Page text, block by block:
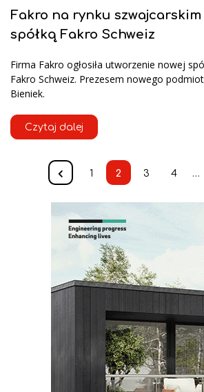
Fakro na rynku szwajcarskim
spółką Fakro Schweiz
Firma Fakro ogłosiła utworzenie nowej
Fakro Schweiz. Prezesem nowego
Bieniek.
Czytaj dalej
1 2 3 4 …